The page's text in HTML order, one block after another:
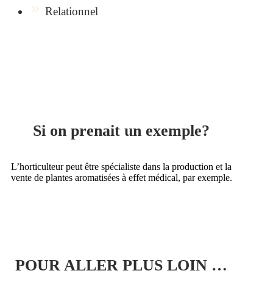
Relationnel
Si on prenait un exemple?
L’horticulteur peut être spécialiste dans la production et la
vente de plantes aromatisées à effet médical, par exemple.
POUR ALLER PLUS LOIN …